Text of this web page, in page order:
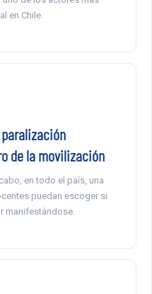
en Chile.
de la movilización
en todo el país, una
puedan escoger si
manifestándose.